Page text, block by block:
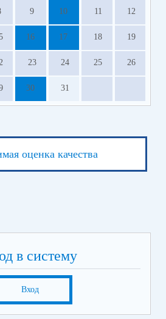
9 10 11 12
16 17 18 19
23 24 25 26
30 31
оценка качества
в систему
Вход